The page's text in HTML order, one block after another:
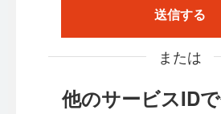
送信する
または
他のサービスID